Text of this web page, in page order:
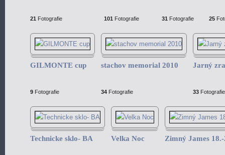
21 Fotografie 101 Fotografie 31 Fotografie 25
GILMONTE cup
9 Fotografie
stachov memorial 2010
34 Fotografie
Jarný
33 Fotografie
Technicke sklo- BA Velka Noc Zimný James